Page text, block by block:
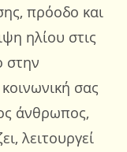
πρόοδο και
ηλίου στις
στην
σας
άνθρωπος,
λειτουργεί